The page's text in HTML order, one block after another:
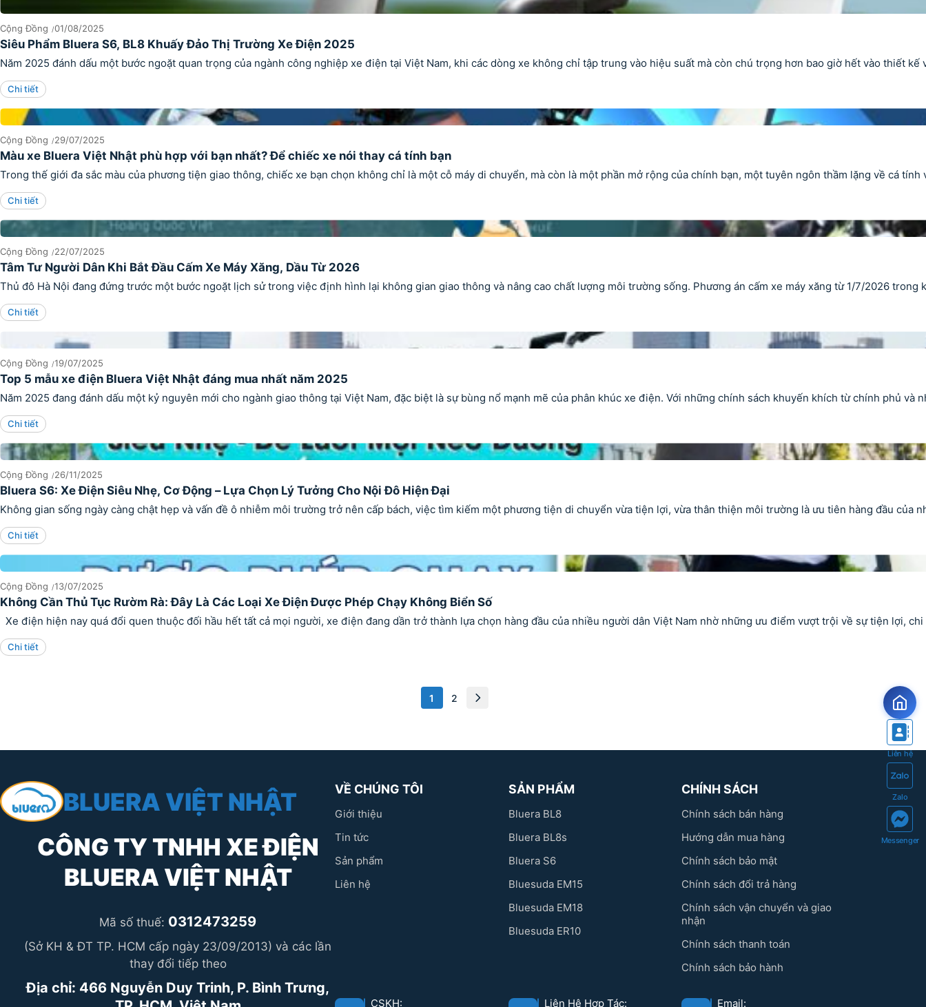
Cộng Đồng 01/08/2025
Siêu Phẩm Bluera S6, BL8 Khuấy Đảo Thị Trường Xe Điện 2025
Năm 2025 đánh dấu một bước ngoặt quan trọng của ngành công nghiệp xe điện tại Việt Nam, khi các dòng xe không chỉ tập trung vào hiệu suất mà còn chú trọng hơn bao giờ hết vào thiết
Chi tiết
Cộng Đồng 29/07/2025
Màu xe Bluera Việt Nhật phù hợp với bạn nhất? Để chiếc xe nói thay cá tính bạn
Trong thế giới đa sắc màu của phương tiện giao thông, chiếc xe bạn chọn không chỉ là một cỗ máy di chuyển, mà còn là một phần mở rộng của chính bạn, một tuyên ngôn thầm lặng về cá
Chi tiết
Cộng Đồng 22/07/2025
Tâm Tư Người Dân Khi Bắt Đầu Cấm Xe Máy Xăng, Dầu Từ 2026
Thủ đô Hà Nội đang đứng trước một bước ngoặt lịch sử trong việc định hình lại không gian giao thông và nâng cao chất lượng môi trường sống. Phương án cấm xe máy xăng từ 1/7/2026 trong
Chi tiết
Cộng Đồng 19/07/2025
Top 5 mẫu xe điện Bluera Việt Nhật đáng mua nhất năm 2025
Năm 2025 đang đánh dấu một kỷ nguyên mới cho ngành giao thông tại Việt Nam, đặc biệt là sự bùng nổ mạnh mẽ của phân khúc xe điện. Với những chính sách khuyến khích từ chính phủ
Chi tiết
Cộng Đồng 26/11/2025
Bluera S6: Xe Điện Siêu Nhẹ, Cơ Động – Lựa Chọn Lý Tưởng Cho Nội Đô Hiện Đại
Không gian sống ngày càng chật hẹp và vấn đề ô nhiễm môi trường trở nên cấp bách, việc tìm kiếm một phương tiện di chuyển vừa tiện lợi, vừa thân thiện môi trường là ưu tiên hàng đầu của
Chi tiết
Cộng Đồng 13/07/2025
Không Cần Thủ Tục Rườm Rà: Đây Là Các Loại Xe Điện Được Phép Chạy Không Biển Số
Xe điện hiện nay quá đổi quen thuộc đối hầu hết tất cả mọi người, xe điện đang dần trở thành lựa chọn hàng đầu của nhiều người dân Việt Nam nhờ những ưu điểm vượt trội về sự tiện lợi,
Chi tiết
1 2
BLUERA VIỆT NHẬT
CÔNG TY TNHH XE ĐIỆN
BLUERA VIỆT NHẬT
Mã số thuế: 0312473259
(Sở KH & ĐT TP. HCM cấp ngày 23/09/2013) và các lần
thay đổi tiếp theo
Địa chỉ: 466 Nguyễn Duy Trinh, P. Bình Trưng,
VỀ CHÚNG TÔI
Giới thiệu
Tin tức
Sản phẩm
Liên hệ
SẢN PHẨM
Bluera BL8
Bluera BL8s
Bluera S6
Bluesuda EM15
Bluesuda EM18
Bluesuda ER10
CHÍNH SÁCH
Chính sách bán hàng
Hướng dẫn mua hàng
Chính sách bảo mật
Chính sách đổi trả hàng
Chính sách vận chuyển và giao
nhận
Chính sách thanh toán
Chính sách bảo hành
CSKH: Liên Hệ Hợp Tác: Email:
Messenger
Zalo
Liên hệ